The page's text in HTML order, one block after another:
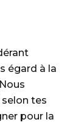
égard à la
tes
pour la